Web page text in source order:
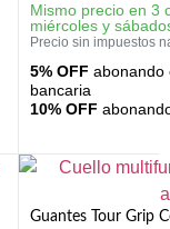
Mismo precio en 3
miércoles y
Precio sin impuestos
5% OFF abonando
bancaria
10% OFF
Guantes Tour Grip